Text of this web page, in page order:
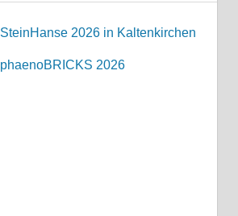
SteinHanse 2026 in Kaltenkirchen
phaenoBRICKS 2026